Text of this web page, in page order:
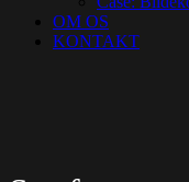
OM OS
KONTAKT